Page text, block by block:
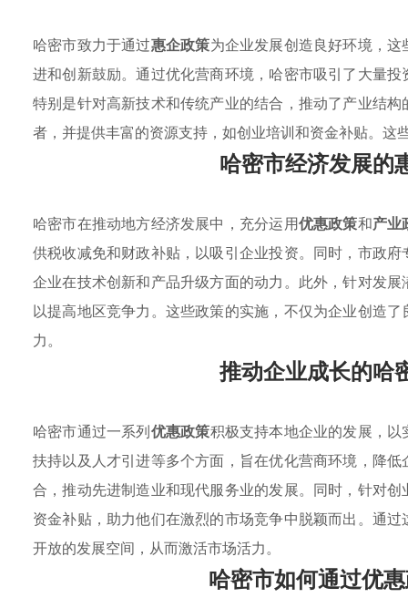
哈密市致力于通过惠企政策为企业发展创造良好环境，
进和创新鼓励。通过优化营商环境，哈密市吸引了大量
特别是针对高新技术和传统产业的结合，推动了产业结
者，并提供丰富的资源支持，如创业培训和资金补贴。
哈密市经济发展的
哈密市在推动地方经济发展中，充分运用优惠政策和产业
供税收减免和财政补贴，以吸引企业投资。同时，市政
企业在技术创新和产品升级方面的动力。此外，针对发
以提高地区竞争力。这些政策的实施，不仅为企业创造
力。
推动企业成长的哈
哈密市通过一系列优惠政策积极支持本地企业的发展，
扶持以及人才引进等多个方面，旨在优化营商环境，降
合，推动先进制造业和现代服务业的发展。同时，针对
资金补贴，助力他们在激烈的市场竞争中脱颖而出。通
开放的发展空间，从而激活市场活力。
哈密市如何通过优